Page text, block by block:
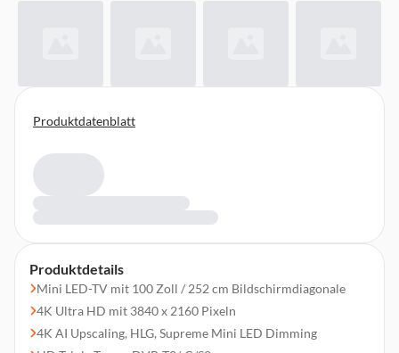
Produktdetails
Mini LED-TV mit 100 Zoll / 252 cm Bildschirmdiagonale
4K Ultra HD mit 3840 x 2160 Pixeln
4K AI Upscaling, HLG, Supreme Mini LED Dimming
Produktdatenblatt